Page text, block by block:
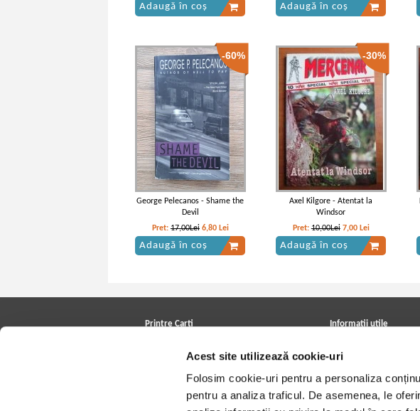
Acest site utilizează cookie-uri
Folosim cookie-uri pentru a personaliza
pentru a analiza traficul. De asemenea, le
Adaugă în coș Adaugă în coș
-60%
George Pelecanos - Shame the
Devil
Pret: 17,00Lei 6,80 Lei
Adaugă în coș
-30%
Axel Kilgore - Atentat la
Windsor
Pret:10,00Lei 7,00 Lei
Adaugă în coș
Printre Carti
Cele mai căutate cărți
Informatii utile
Achizitii viniluri, casete, CD/
Cum cumpar?
Politica de livrare
Retur comenzi